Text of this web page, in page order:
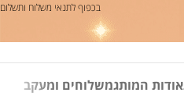
בכפוף לתנאי משלוח ותשלום
אודות המותגמשלוחים ומעקב